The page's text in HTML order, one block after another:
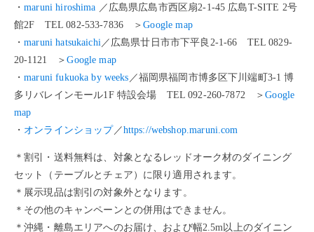
・maruni hiroshima ／広島県広島市西区扇2-1-45 広島T-SITE 2号
館2F TEL 082-533-7836 ＞Google map
・maruni hatsukaichi ／広島県廿日市市下平良2-1-66 TEL 0829-
20-1121 ＞Google map
・maruni fukuoka by weeks ／福岡県福岡市博多区下川端町3-1 博
多リバレインモール1F 特設会場 TEL 092-260-7872 ＞Google
map
・ オンラインショップ／https://webshop.maruni.com
＊割引・送料無料は、対象となるレッドオーク材のダイニング
セット（テーブルとチェア）に限り適用されます。
＊展示現品は割引の対象外となります。
＊その他のキャンペーンとの併用はできません。
＊沖縄・離島エリアへのお届け、および幅2.5m以上のダイニン